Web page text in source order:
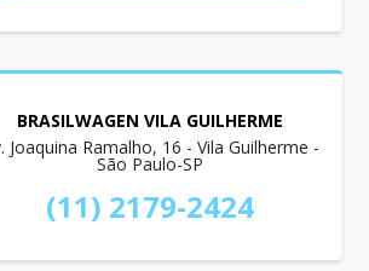
BRASILWAGEN VILA GUILHERME
Joaquina Ramalho, 16 - Vila Guilherme -
São Paulo-SP
(11) 2179-2424